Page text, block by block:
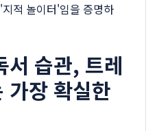
적 놀이터'임을 증명하
서 습관, 트레
가장 확실한